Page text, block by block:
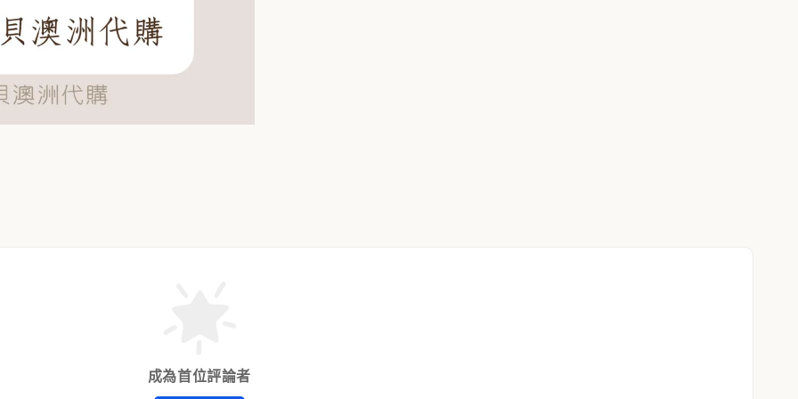
成為首位評論者